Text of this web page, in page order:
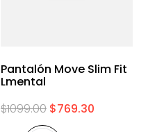
Pantalón Move Slim Fit
Lmental
$1099.00 $769.30